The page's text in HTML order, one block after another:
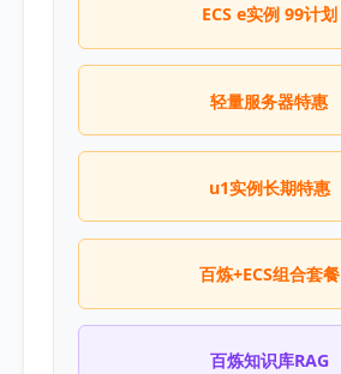
ECS e实例 99计划
轻量服务器特惠
u1实例长期特惠
百炼+ECS组合套餐
百炼知识库RAG